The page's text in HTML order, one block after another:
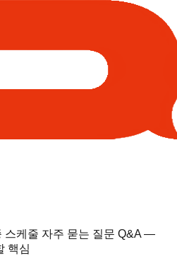
스케줄 자주 묻는 질문 Q&A —
핵심